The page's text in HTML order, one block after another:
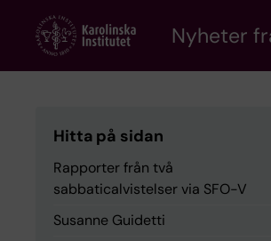
content
Nyheter
Hitta på sidan
Rapporter från två
sabbaticalvistelser via SFO-V
Susanne Guidetti